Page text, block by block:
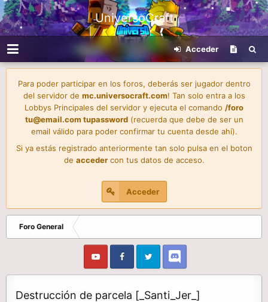
UniversoCraft
Acceder
Para poder participar en los foros, deberás ser jugador dentro
del servidor de mc.universocraft.com! Tan solo entra a los
Lobbys Principales del servidor y ejecuta el comando /foro
tu@email.com tupassword(recuerda que debe de ser un
email válido para poder confirmar tu cuenta desde ahí).
Si ya estás registrado anteriormente tan solo pulsa en el boton
de accedercon tus datos de acceso.
Acceder
Foro General
Destrucción de parcela [_Santi_Jer_]